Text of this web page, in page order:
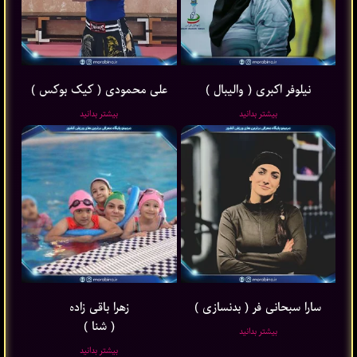
نیلوفر اکبری ( والیبال )
بیشتر بدانید
علی محمودی ( کیک بوکس )
بیشتر بدانید
سارا سبحانی فر ( بدنسازی )
بیشتر بدانید
زهرا باقی ‌زاده
( شنا )
بیشتر بدانید